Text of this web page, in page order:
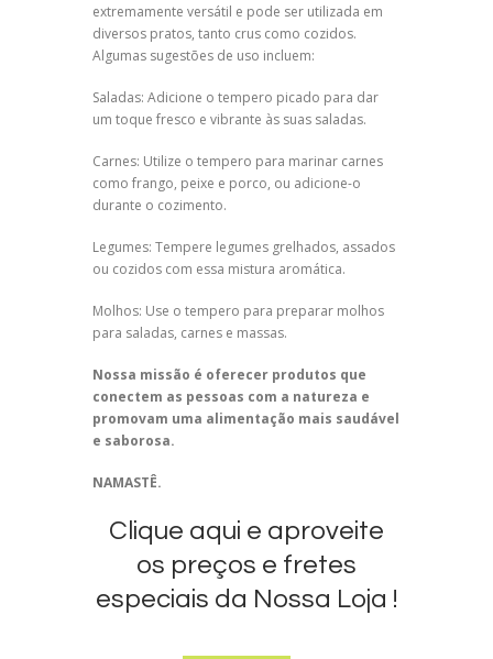
extremamente versátil e pode ser utilizada em
diversos pratos, tanto crus como cozidos.
Algumas sugestões de uso incluem:
Saladas: Adicione o tempero picado para dar
um toque fresco e vibrante às suas saladas.
Carnes: Utilize o tempero para marinar carnes
como frango, peixe e porco, ou adicione-o
durante o cozimento.
Legumes: Tempere legumes grelhados, assados
ou cozidos com essa mistura aromática.
Molhos: Use o tempero para preparar molhos
para saladas, carnes e massas.
Nossa missão é oferecer produtos que
conectem as pessoas com a natureza e
promovam uma alimentação mais saudável
e saborosa.
NAMASTÊ.
Clique aqui e aproveite
os preços e fretes
especiais da Nossa Loja !